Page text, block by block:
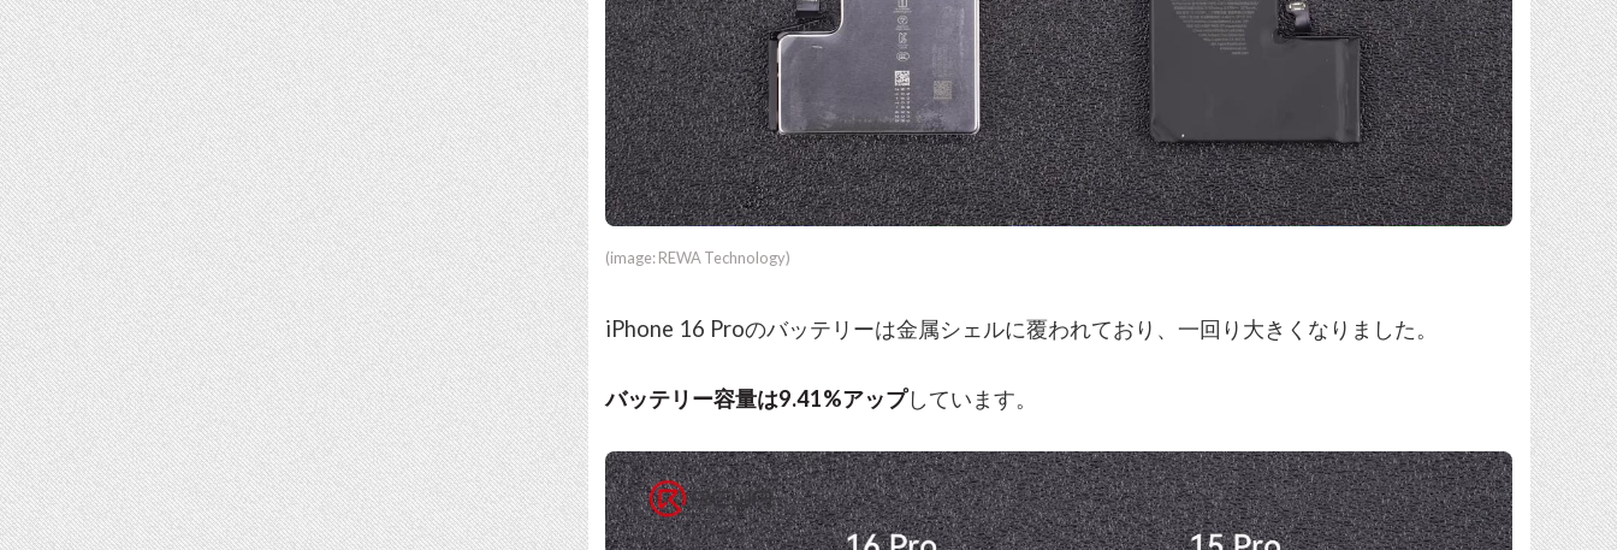
(image: REWA Technology)
iPhone 16 Proのバッテリーは金属シェルに覆われており、一回り大きくなりました。
バッテリー容量は9.41%アップしています。